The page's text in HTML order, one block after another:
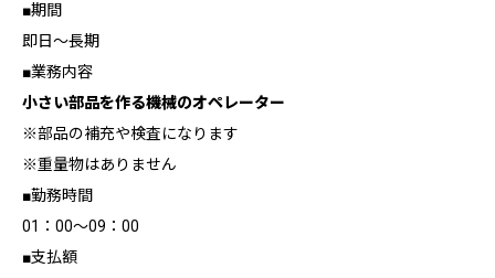
■期間
即日～長期
■業務内容
小さい部品を作る機械のオペレーター
※部品の補充や検査になります
※重量物はありません
■勤務時間
01：00～09：00
■支払額